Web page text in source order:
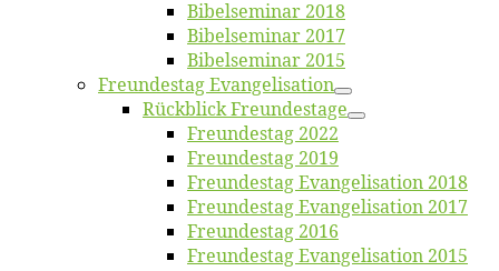
Bi­bel­se­mi­nar 2018
Bibelsemi­nar 2017
Bibelsemi­nar 2015
Freun­des­tag Evangelisation
Rück­blick Freundestage
Freun­des­tag 2022
Freun­des­tag 2019
Freun­des­tag Evan­ge­li­sa­ti­on 2018
Freun­des­tag Evan­ge­li­sa­ti­on 2017
Freun­des­tag 2016
Freun­des­tag Evan­ge­li­sa­ti­on 2015